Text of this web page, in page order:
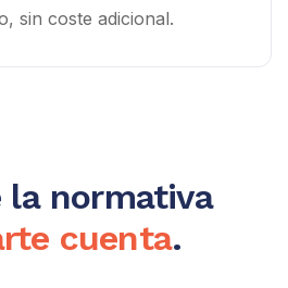
sin coste adicional.
la normativa
cuenta.